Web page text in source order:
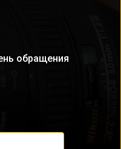
обращения